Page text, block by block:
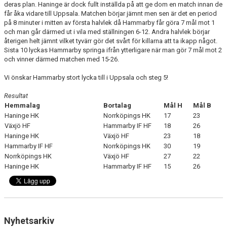
deras plan. Haninge är dock fullt inställda på att ge dom en match innan de
får åka vidare till Uppsala. Matchen börjar jämnt men sen är det en period
på 8 minuter i mitten av första halvlek då Hammarby får göra 7 mål mot 1
och man går därmed ut i vila med ställningen 6-12. Andra halvlek börjar
återigen helt jämnt vilket tyvärr gör det svårt för killarna att ta ikapp något.
Sista 10 lyckas Hammarby springa ifrån ytterligare när man gör 7 mål mot 2
och vinner därmed matchen med 15-26.
Vi önskar Hammarby stort lycka till i Uppsala och steg 5!
Resultat
Hemmalag
Bortalag Mål H
Mål B
Haninge HK
Norrköpings HK 17
23
Växjö HF
Hammarby IF HF 18
26
Haninge HK
Växjö HF 23
18
Hammarby IF HF
Norrköpings HK 30
19
Norrköpings HK
Växjö HF 27
22
Haninge HK
Hammarby IF HF 15 26
Nyhetsarkiv